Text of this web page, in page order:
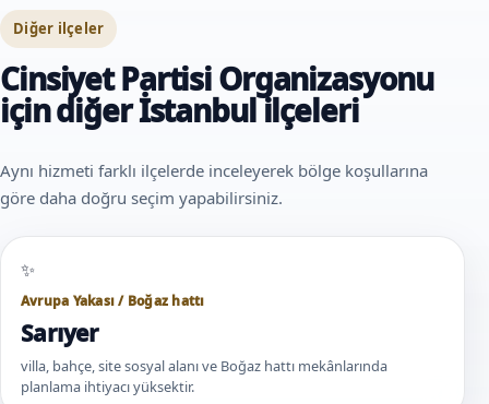
Diğer ilçeler
Cinsiyet Partisi Organizasyonu
için diğer İstanbul ilçeleri
Aynı hizmeti farklı ilçelerde inceleyerek bölge koşullarına
göre daha doğru seçim yapabilirsiniz.
Avrupa Yakası / Boğaz hattı
Sarıyer
villa, bahçe, site sosyal alanı ve Boğaz hattı mekânlarında
planlama ihtiyacı yüksektir.